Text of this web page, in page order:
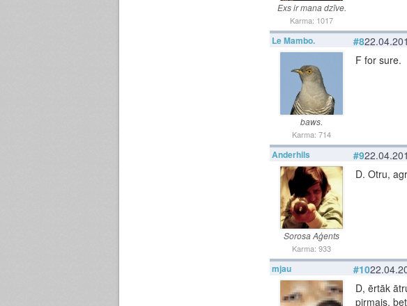
Exs ir mana dzīve.
Karma: 1017
Le Mambo.
baws.
Karma: 714
#8
F for sure.
Anderhils
Sorosa Aģents
Karma: 933
#9
D. Otru,
mjau #10
D, ērtāk
pirmais,